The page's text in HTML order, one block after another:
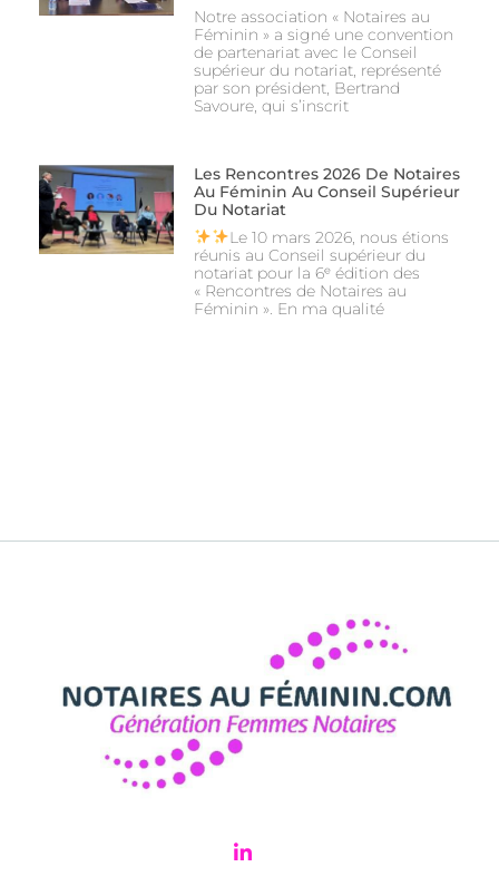
Notre association « Notaires au
Féminin » a signé une convention
de partenariat avec le Conseil
supérieur du notariat, représenté
par son président, Bertrand
Savoure, qui s’inscrit
Les Rencontres 2026 De Notaires
Au Féminin Au Conseil Supérieur
Du Notariat
Le 10 mars 2026, nous étions
réunis au Conseil supérieur du
notariat pour la 6ᵉ édition des
« Rencontres de Notaires au
Féminin ». En ma qualité